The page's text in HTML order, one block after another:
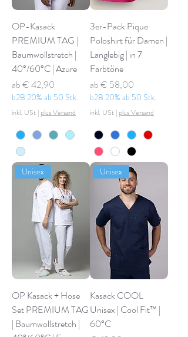
OP-Kasack
PREMIUM TAG |
Baumwollstretch |
40°/60°C | Azure
ab€ 42,90
Sale-Preis
b2B 20% ab 50 Stk.
inkl. USt | plus Versand
3er-Pack Pique
Poloshirt für Damen |
Langlebig | in 7
Farbtöne
ab€ 58,00
Sale-Preis
b2B 20% ab 50 Stk.
inkl. USt | plus Versand
Unisex
OP Kasack + Hose
Set PREMIUM TAG
| Baumwollstretch |
Unisex
Kasack COOL
Unisex | Cool Fit™ |
60°C